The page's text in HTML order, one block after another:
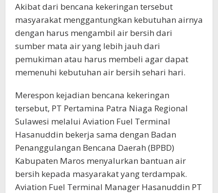
Akibat dari bencana kekeringan tersebut
masyarakat menggantungkan kebutuhan airnya
dengan harus mengambil air bersih dari
sumber mata air yang lebih jauh dari
pemukiman atau harus membeli agar dapat
memenuhi kebutuhan air bersih sehari hari.
Merespon kejadian bencana kekeringan
tersebut, PT Pertamina Patra Niaga Regional
Sulawesi melalui Aviation Fuel Terminal
Hasanuddin bekerja sama dengan Badan
Penanggulangan Bencana Daerah (BPBD)
Kabupaten Maros menyalurkan bantuan air
bersih kepada masyarakat yang terdampak.
Aviation Fuel Terminal Manager Hasanuddin PT